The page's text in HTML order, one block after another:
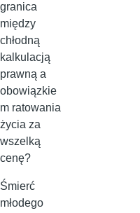
granica
między
chłodną
kalkulacją
prawną a
obowiązkie
m ratowania
życia za
wszelką
cenę?
Śmierć
młodego